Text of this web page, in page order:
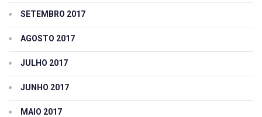
SETEMBRO 2017
AGOSTO 2017
JULHO 2017
JUNHO 2017
MAIO 2017